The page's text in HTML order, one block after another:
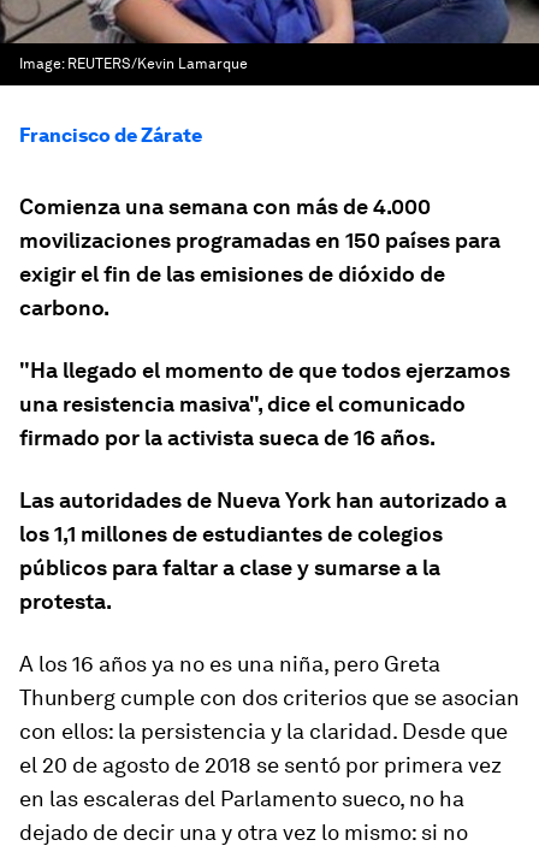
Image: REUTERS/Kevin Lamarque
Francisco de Zárate
Comienza una semana con más de 4.000
movilizaciones programadas en 150 países para
exigir el fin de las emisiones de dióxido de
carbono.
"Ha llegado el momento de que todos ejerzamos
una resistencia masiva", dice el comunicado
firmado por la activista sueca de 16 años.
Las autoridades de Nueva York han autorizado a
los 1,1 millones de estudiantes de colegios
públicos para faltar a clase y sumarse a la
protesta.
A los 16 años ya no es una niña, pero Greta
Thunberg cumple con dos criterios que se asocian
con ellos: la persistencia y la claridad. Desde que
el 20 de agosto de 2018 se sentó por primera vez
en las escaleras del Parlamento sueco, no ha
dejado de decir una y otra vez lo mismo: si no